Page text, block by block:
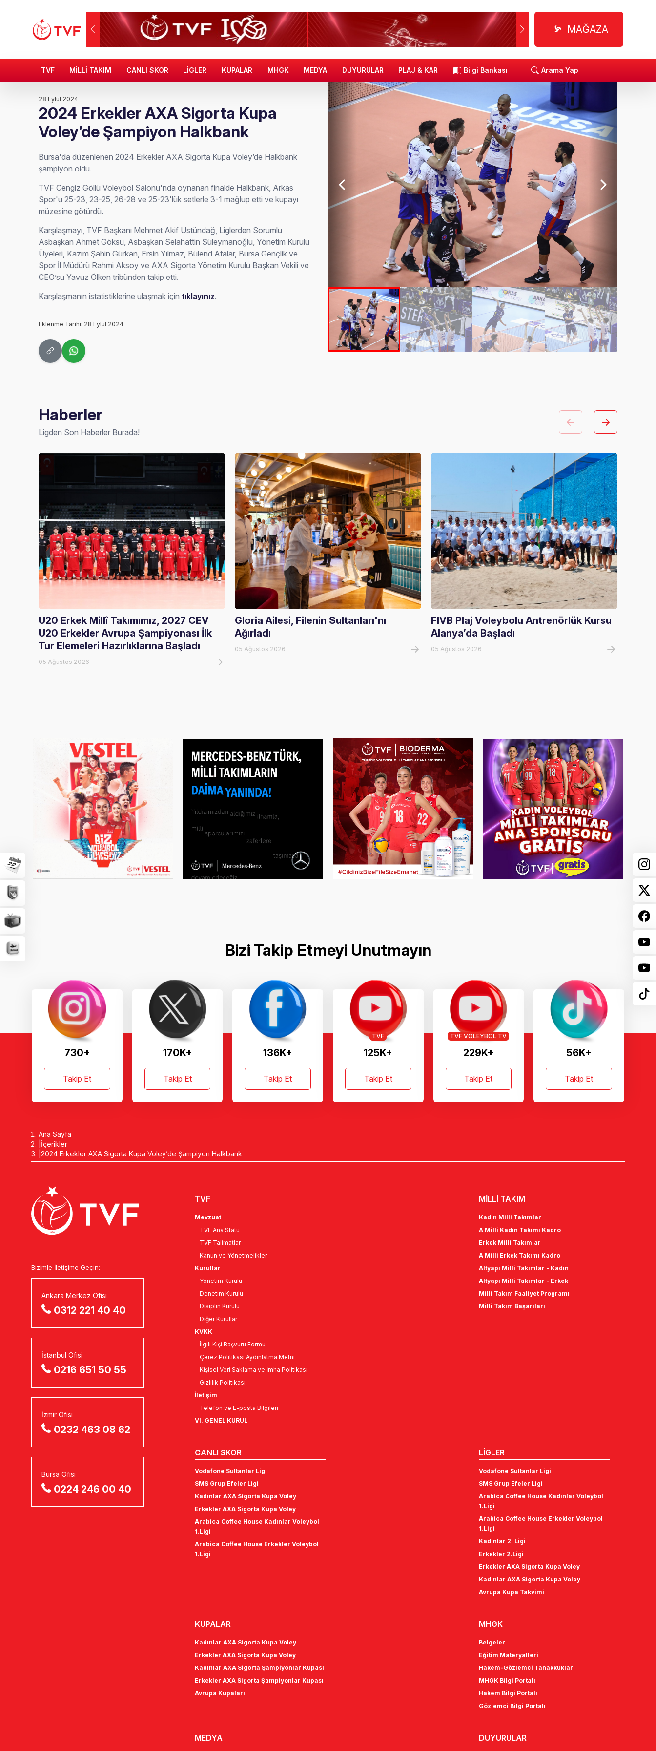
MAĞAZA
TVF MİLLİ TAKIM CANLI SKOR LİGLER KUPALAR MHGK MEDYA DUYURULAR PLAJ & KAR Bilgi Bankası Arama Yap
28 Eylül 2024
2024 Erkekler AXA Sigorta Kupa
Voley’de Şampiyon Halkbank
Bursa'da düzenlenen 2024 Erkekler AXA Sigorta Kupa Voley’de Halkbank
şampiyon oldu.
TVF Cengiz Göllü Voleybol Salonu'nda oynanan finalde Halkbank, Arkas
Spor'u 25-23, 23-25, 26-28 ve 25-23'lük setlerle 3-1 mağlup etti ve kupayı
müzesine götürdü.
Karşılaşmayı, TVF Başkanı Mehmet Akif Üstündağ, Liglerden Sorumlu
Asbaşkan Ahmet Göksu, Asbaşkan Selahattin Süleymanoğlu, Yönetim Kurulu
Üyeleri, Kazım Şahin Gürkan, Ersin Yılmaz, Bülend Atalar, Bursa Gençlik ve
Spor İl Müdürü Rahmi Aksoy ve AXA Sigorta Yönetim Kurulu Başkan Vekili ve
CEO’su Yavuz Ölken tribünden takip etti.
Karşılaşmanın istatistiklerine ulaşmak içintıklayınız.
Eklenme Tarihi: 28 Eylül 2024
Haberler
Ligden Son Haberler Burada!
U20 Erkek Millî Takımımız, 2027 CEV
U20 Erkekler Avrupa Şampiyonası İlk
Tur Elemeleri Hazırlıklarına Başladı
05 Ağustos 2026
Gloria Ailesi, Filenin Sultanları'nı
Ağırladı
05 Ağustos 2026
FIVB Plaj Voleybolu Antrenörlük Kursu
Alanya’da Başladı
05 Ağustos 2026
Bizi Takip Etmeyi Unutmayın
730+
Takip Et
170K+
Takip Et
136K+
Takip Et
125K+
TVF
Takip Et
229K+
TVF VOLEYBOL TV
Takip Et
56K+
Takip Et
Ana Sayfa
İçerikler
2024 Erkekler AXA Sigorta Kupa Voley’de Şampiyon Halkbank
Bizimle İletişime Geçin:
Ankara Merkez Ofisi
0312 221 40 40
İstanbul Ofisi
0216 651 50 55
İzmir Ofisi
0232 463 08 62
Bursa Ofisi
0224 246 00 40
TVF
Mevzuat
TVF Ana Statü
TVF Talimatlar
Kanun ve Yönetmelikler
Kurullar
Yönetim Kurulu
Denetim Kurulu
Disiplin Kurulu
Diğer Kurullar
KVKK
İlgili Kişi Başvuru Formu
Çerez Politikası Aydınlatma Metni
Kişisel Veri Saklama ve İmha Politikası
Gizlilik Politikası
İletişim
Telefon ve E-posta Bilgileri
VI. GENEL KURUL
MİLLİ TAKIM
Kadın Milli Takımlar
A Milli Kadın Takımı Kadro
Erkek Milli Takımlar
A Milli Erkek Takımı Kadro
Altyapı Milli Takımlar - Kadın
Altyapı Milli Takımlar - Erkek
Milli Takım Faaliyet Programı
Milli Takım Başarıları
CANLI SKOR
Vodafone Sultanlar Ligi
SMS Grup Efeler Ligi
Kadınlar AXA Sigorta Kupa Voley
Erkekler AXA Sigorta Kupa Voley
Arabica Coffee House Kadınlar Voleybol
1.Ligi
Arabica Coffee House Erkekler Voleybol
1.Ligi
LİGLER
Vodafone Sultanlar Ligi
SMS Grup Efeler Ligi
Arabica Coffee House Kadınlar Voleybol
1.Ligi
Arabica Coffee House Erkekler Voleybol
1.Ligi
Kadınlar 2. Ligi
Erkekler 2.Ligi
Erkekler AXA Sigorta Kupa Voley
Kadınlar AXA Sigorta Kupa Voley
Avrupa Kupa Takvimi
KUPALAR
Kadınlar AXA Sigorta Kupa Voley
Erkekler AXA Sigorta Kupa Voley
Kadınlar AXA Sigorta Şampiyonlar Kupası
Erkekler AXA Sigorta Şampiyonlar Kupası
Avrupa Kupaları
MHGK
Belgeler
Eğitim Materyalleri
Hakem-Gözlemci Tahakkukları
MHGK Bilgi Portalı
Hakem Bilgi Portalı
Gözlemci Bilgi Portalı
MEDYA DUYURULAR